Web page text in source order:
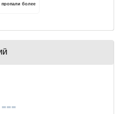
пропали более